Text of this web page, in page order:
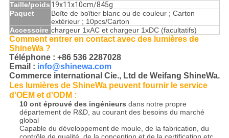
Taille/poids 19x11x10cm/845g
Paquet
Boîte de boîtier blanc ou de couleur ; Carton
extérieur ; 10pcs/Carton
Accessoire chargeur 1xAC et chargeur 1xDC (facultatifs)
Comment entrer en contact avec des lumières de
ShineWa ?
Téléphone : +86 536 2287028
Email : info@shinewa.com
Commerce international Cie., Ltd de Weifang ShineWa.
Les lumières de ShineWa peuvent fournir le service
d'OEM et d'ODM :
10 ont éprouvé des ingénieurs dans notre propre
département de R&D, au courant des besoins du marché
global
Capable du développement de moule, de la fabrication, du
contrôle de qualité, de la conception et de la certification etc.